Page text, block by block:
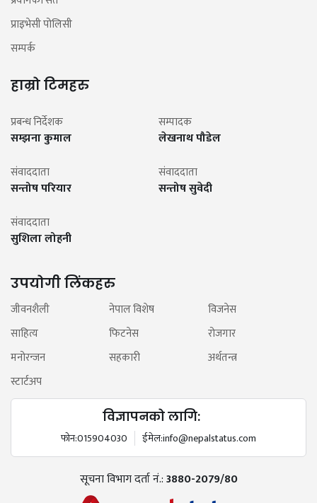
प्राइभेसी पोलिसी
सम्पर्क
हाम्रो टिमहरु
प्रबन्ध निर्देशक
सम्झना कुमाल
सम्पादक
लेखनाथ पौडेल
संवाददाता
सन्तोष परियार
संवाददाता
सन्तोष सुवेदी
संवाददाता
सुशिला लोहनी
उपयोगी लिंकहरु
जीवनशैली नेपाल विशेष
विजनेस
साहित्य
फिटनेस
रोजगार
मनोरन्जन
सहकारी
अर्थतन्त्र
स्टार्टअप
विज्ञापनको लागि:
फोन:015904030 ईमेल:info@nepalstatus.com
सूचना विभाग दर्ता नं.:3880-2079/80